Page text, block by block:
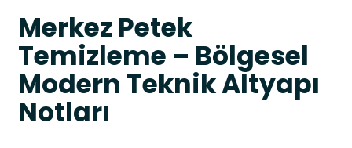
Merkez Petek
Temizleme – Bölgesel
Modern Teknik Altyapı
Notları